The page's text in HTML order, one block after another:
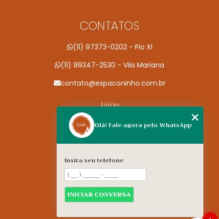
CONTATOS
(11) 97373-0202 - Pio XI
(11) 99347-2530 - Vila Mariana
contato@espaconinho.com.br
Início
Conheça a Espaço Ninho
Especialidades
Contato
Nossas unidades
Informações
Olá! Fale agora pelo WhatsApp
Insira seu telefone
INICIAR CONVERSA